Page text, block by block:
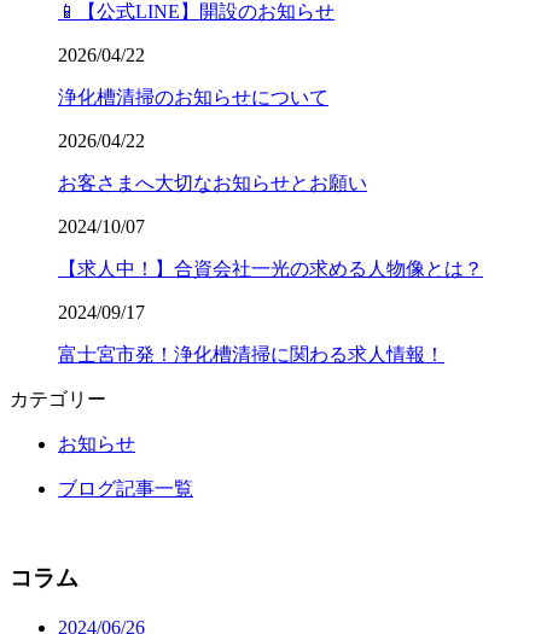
📱【公式LINE】開設のお知らせ
2026/04/22
浄化槽清掃のお知らせについて
2026/04/22
お客さまへ大切なお知らせとお願い
2024/10/07
【求人中！】合資会社一光の求める人物像とは？
2024/09/17
富士宮市発！浄化槽清掃に関わる求人情報！
カテゴリー
お知らせ
ブログ記事一覧
コラム
2024/06/26